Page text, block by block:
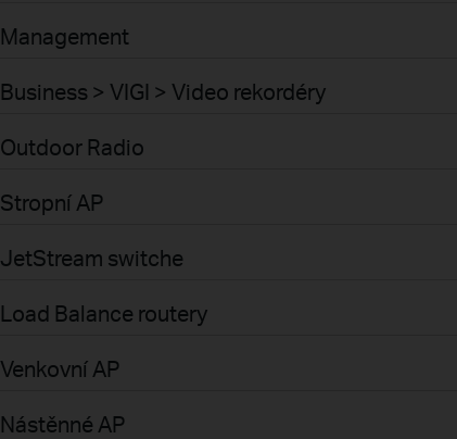
Management
Business > VIGI > Video rekordéry
Outdoor Radio
Stropní AP
JetStream switche
Load Balance routery
Venkovní AP
Nástěnné AP